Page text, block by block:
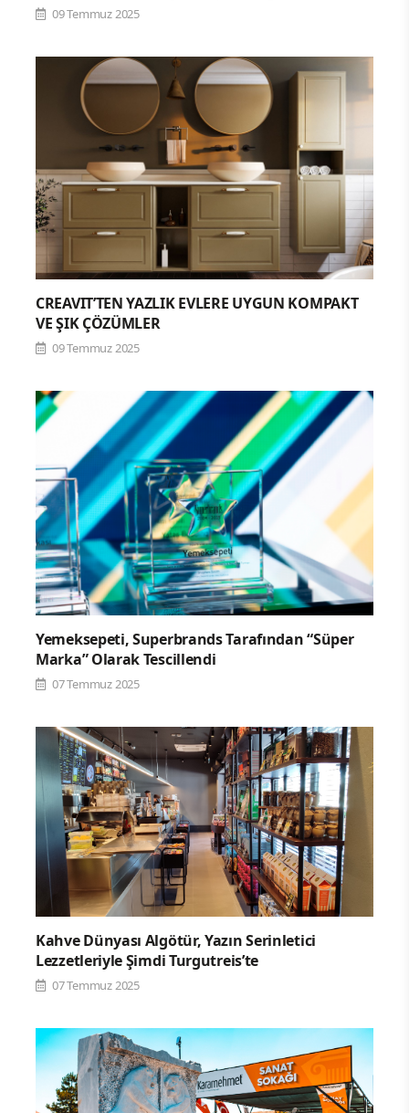
09 Temmuz 2025
CREAVIT’TEN YAZLIK EVLERE UYGUN KOMPAKT
VE ŞIK ÇÖZÜMLER
09 Temmuz 2025
Yemeksepeti, Superbrands Tarafından “Süper
Marka” Olarak Tescillendi
07 Temmuz 2025
Kahve Dünyası Algötür, Yazın Serinletici
Lezzetleriyle Şimdi Turgutreis’te
07 Temmuz 2025